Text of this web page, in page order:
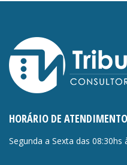
HORÁRIO DE ATENDIMENTO
Segunda a Sexta das 08:30hs